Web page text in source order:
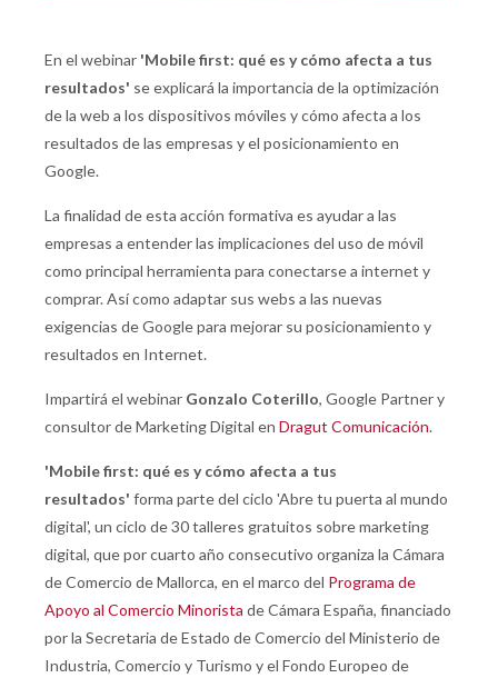
En el webinar 'Mobile first: qué es y cómo afecta a tus
resultados' se explicará la importancia de la optimización
de la web a los dispositivos móviles y cómo afecta a los
resultados de las empresas y el posicionamiento en
Google.
La finalidad de esta acción formativa es ayudar a las
empresas a entender las implicaciones del uso de móvil
como principal herramienta para conectarse a internet y
comprar. Así como adaptar sus webs a las nuevas
exigencias de Google para mejorar su posicionamiento y
resultados en Internet.
Impartirá el webinar Gonzalo Coterillo, Google Partner y
consultor de Marketing Digital en Dragut Comunicación.
'Mobile first: qué es y cómo afecta a tus
resultados' forma parte del ciclo 'Abre tu puerta al mundo
digital', un ciclo de 30 talleres gratuitos sobre marketing
digital, que por cuarto año consecutivo organiza la Cámara
de Comercio de Mallorca, en el marco del Programa de
Apoyo al Comercio Minorista de Cámara España, financiado
por la Secretaria de Estado de Comercio del Ministerio de
Industria, Comercio y Turismo y el Fondo Europeo de